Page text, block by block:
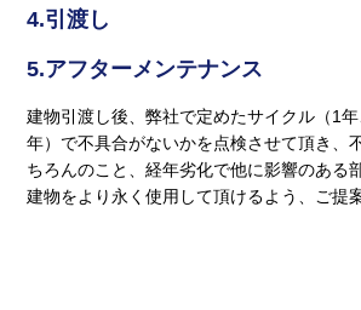
4.引渡し
5.アフターメンテナンス
建物引渡し後、弊社で定めたサイクル（1
年）で不具合がないかを点検させて頂き、
ちろんのこと、経年劣化で他に影響のある
建物をより永く使用して頂けるよう、ご提